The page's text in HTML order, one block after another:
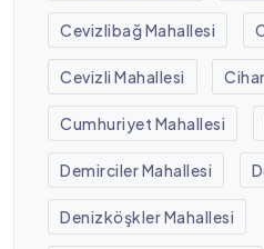
Cevizlibağ Mahallesi
Cevizli Mahallesi
Cumhuriyet Mahallesi
Demirciler Mahallesi
Denizköşkler Mahallesi